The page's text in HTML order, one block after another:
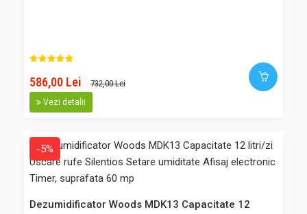
pana la 50 mp, avand un filtru electrostatic lavabil care
capteaza virusii, polenul, sporii de mucegai, alte particule
daunatoare din aserul incaperii. Destinat pentru:
dormitoare, birouri, camere copii, sufragerii, gradinite, scoli,
586,00 Lei
586,00 Lei 732,00 Lei
Vezi detalii
-5%
Dezumidificator Woods MDK13 Capacitate 12